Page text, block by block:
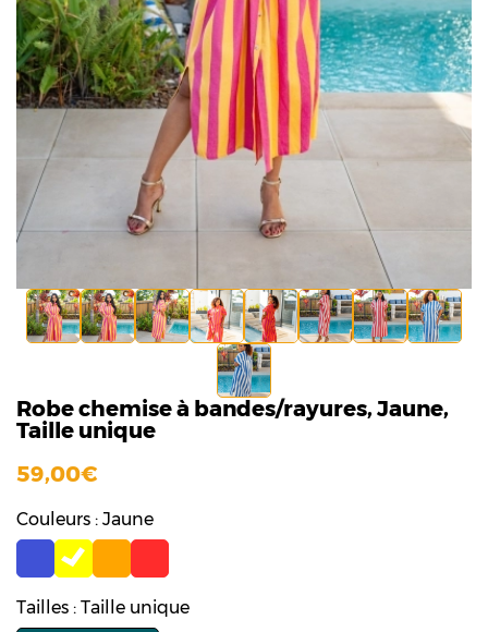
Robe chemise à bandes/rayures, Jaune,
Taille unique
59,00
Couleurs : Jaune
Tailles : Taille unique